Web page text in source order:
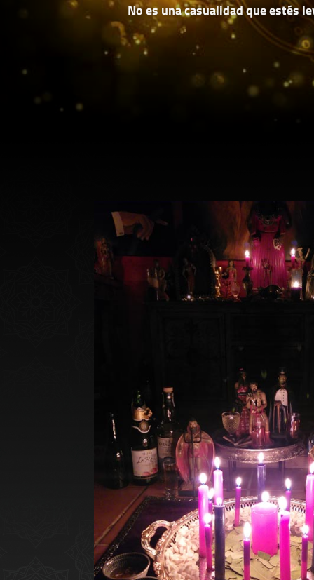
No es una casualidad que estés